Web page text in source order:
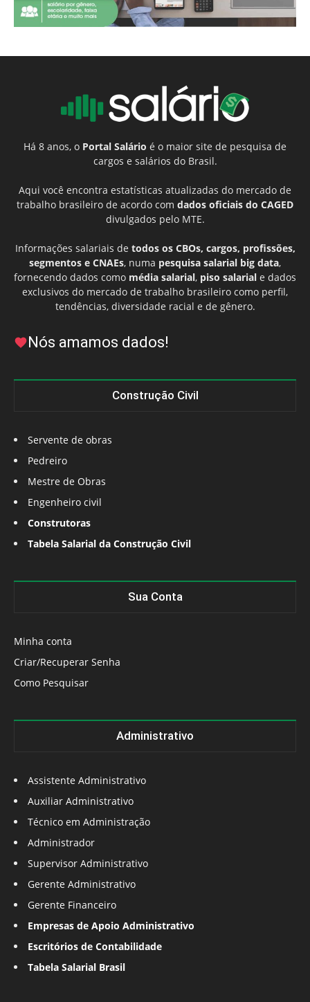
Há 8 anos, o Portal Salário é o maior site de pesquisa de
cargos e salários do Brasil.
Aqui você encontra estatísticas atualizadas do mercado de
trabalho brasileiro de acordo com dados oficiais do CAGED
divulgados pelo MTE.
Informações salariais de todos os CBOs, cargos, profissões,
segmentos e CNAEs, numa pesquisa salarial big data,
fornecendo dados como média salarial, piso salarial e dados
exclusivos do mercado de trabalho brasileiro como perfil,
tendências, diversidade racial e de gênero.
Nós amamos dados!
Construção Civil
Servente de obras
Pedreiro
Mestre de Obras
Engenheiro civil
Construtoras
Tabela Salarial da Construção Civil
Sua Conta
Minha conta
Criar/Recuperar Senha
Como Pesquisar
Administrativo
Assistente Administrativo
Auxiliar Administrativo
Técnico em Administração
Administrador
Supervisor Administrativo
Gerente Administrativo
Gerente Financeiro
Empresas de Apoio Administrativo
Escritórios de Contabilidade
Tabela Salarial Brasil